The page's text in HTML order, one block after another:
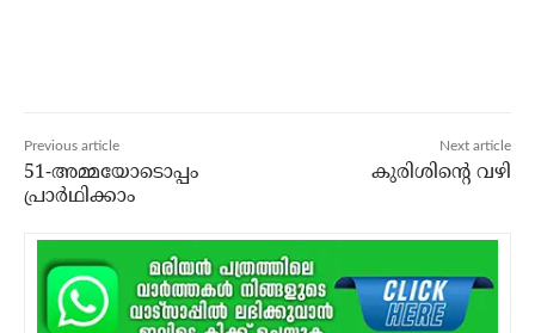
Previous article
51-അമ്മയോടൊപ്പം
പ്രാർഥിക്കാം
Next article
കുരിശിന്റെ വഴി